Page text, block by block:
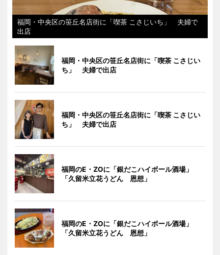
福岡・中央区の笹丘名店街に「喫茶 こさじいち」 夫婦で
出店
福岡・中央区の笹丘名店街に「喫茶 こさじい
ち」 夫婦で出店
福岡・中央区の笹丘名店街に「喫茶 こさじい
ち」 夫婦で出店
福岡のE・ZOに「銀だこハイボール酒場」
「久留米立花うどん 恩想」
福岡のE・ZOに「銀だこハイボール酒場」
「久留米立花うどん 恩想」